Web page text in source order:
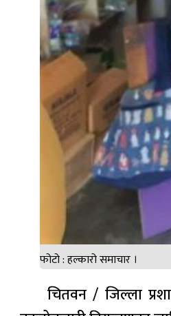
फोटो : हल्कारो समाचार ।
चितवन / जिल्ला